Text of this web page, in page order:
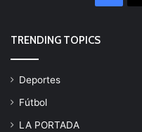
TRENDING TOPICS
Deportes
Fútbol
LA PORTADA